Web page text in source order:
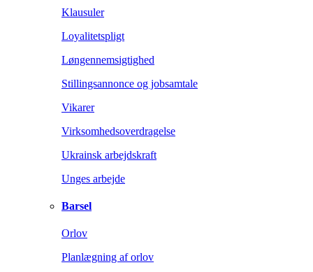
Klausuler
Loyalitetspligt
Løngennemsigtighed
Stillingsannonce og jobsamtale
Vikarer
Virksomhedsoverdragelse
Ukrainsk arbejdskraft
Unges arbejde
Barsel
Orlov
Planlægning af orlov